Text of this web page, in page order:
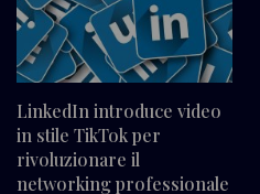
LinkedIn introduce video
in stile TikTok per
rivoluzionare il
networking professionale